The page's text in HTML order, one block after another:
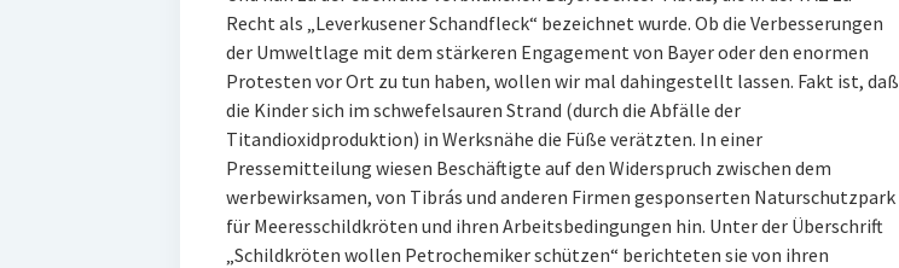
Recht als „Leverkusener Schandfleck“ bezeichnet wurde. Ob die Verbesserungen
der Umweltlage mit dem stärkeren Engagement von Bayer oder den enormen
Protesten vor Ort zu tun haben, wollen wir mal dahingestellt lassen. Fakt ist, daß
die Kinder sich im schwefelsauren Strand (durch die Abfälle der
Titandioxidproduktion) in Werksnähe die Füße verätzten. In einer
Pressemitteilung wiesen Beschäftigte auf den Widerspruch zwischen dem
werbewirksamen, von Tibrás und anderen Firmen gesponserten Naturschutzpark
für Meeresschildkröten und ihren Arbeitsbedingungen hin. Unter der Überschrift
„Schildkröten wollen Petrochemiker schützen“ berichteten sie von ihren